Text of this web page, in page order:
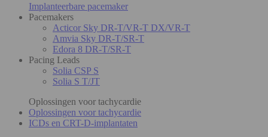
Implanteerbare pacemaker
Pacemakers
Acticor Sky DR-T/VR-T DX/VR-T
Amvia Sky DR-T/SR-T
Edora 8 DR-T/SR-T
Pacing Leads
Solia CSP S
Solia S T/JT
Oplossingen voor tachycardie
Oplossingen voor tachycardie
ICDs en CRT-D-implantaten